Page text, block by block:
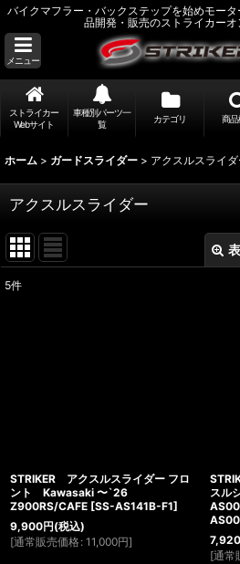
バイクマフラー・バックステップを始めモー
品開発・販売のストライカー
メニュー
ストライカー
Webサイト
車種別パーツ一
覧
カテゴリ 商品
ホーム > ガードスライダー > アクスルスライダ
アクスルスライダー
5件
STRIKER アクスルスライダー フロ
ント Kawasaki 〜`26
Z900RS/CAFE [SS-AS141B-F1]
9,900円(税込)
[通常販売価格 : 11,000円]
スル
7,920
[通常